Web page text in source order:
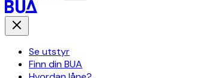
Se utstyr
Finn din BUA